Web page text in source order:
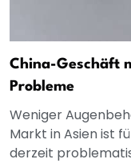
China-Geschäft
Probleme
Weniger
Markt in Asien ist
derzeit